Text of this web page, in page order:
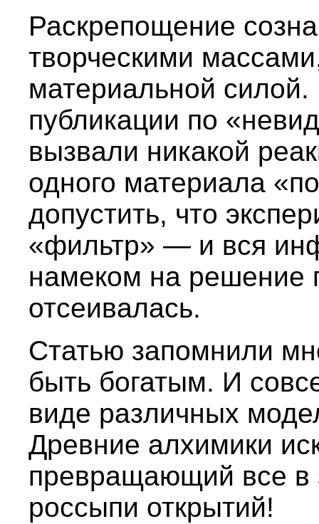
Раскрепощение
творческими
материальной силой.
публикации по
вызвали никакой
одного материала
допустить, что
«фильтр» — и вся
намеком на решение
отсеивалась.
Статью запомнили
быть богатым. И
виде различных
Древние алхимики
превращающий все в
россыпи открытий!